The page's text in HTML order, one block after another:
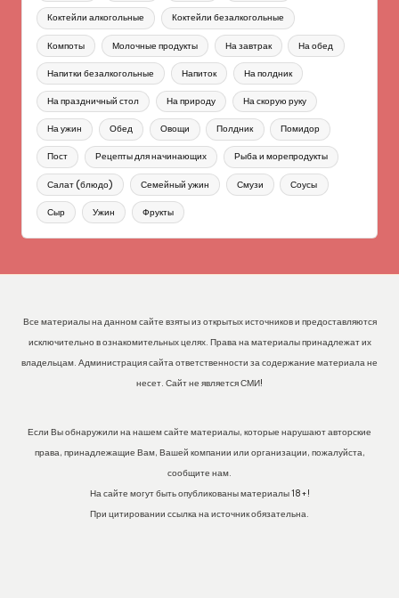
Коктейли алкогольные Коктейли безалкогольные
Компоты Молочные продукты На завтрак На обед
Напитки безалкогольные Напиток На полдник
На праздничный стол На природу На скорую руку
На ужин Обед Овощи Полдник Помидор
Пост Рецепты для начинающих Рыба и морепродукты
Салат (блюдо) Семейный ужин Смузи Соусы
Сыр Ужин Фрукты
Все материалы на данном сайте взяты из открытых источников и предоставляются
исключительно в ознакомительных целях. Права на материалы принадлежат их
владельцам. Администрация сайта ответственности за содержание материала не
несет. Сайт не является СМИ!
Если Вы обнаружили на нашем сайте материалы, которые нарушают авторские
права, принадлежащие Вам, Вашей компании или организации, пожалуйста,
сообщите нам.
На сайте могут быть опубликованы материалы 18+!
При цитировании ссылка на источник обязательна.